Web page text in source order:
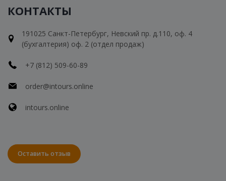
КОНТАКТЫ
191025 Санкт-Петербург, Невский пр. д.110, оф. 4
(бухгалтерия) оф. 2 (отдел продаж)
+7 (812) 509-60-89
order@intours.online
intours.online
Оставить отзыв